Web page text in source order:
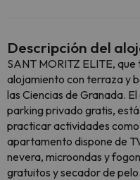
Descripción del
SANT MORITZ ELITE,
alojamiento con terraza y
las Ciencias de Granada.
parking privado gratis, está
practicar actividades como
apartamento dispone de
nevera, microondas y
gratuitos y secador de